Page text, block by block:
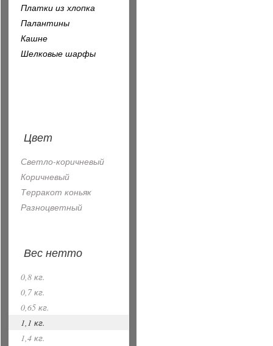
Платки из хлопка
Палантины
Кашне
Шелковые шарфы
Цвет
Светло-коричневый
Коричневый
Терракот коньяк
Разноцветный
Вес нетто
0,8 кг.
0,7 кг.
0,65 кг.
1,1 кг.
1,4 кг.